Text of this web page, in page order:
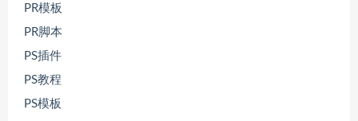
PR模板
PR脚本
PS插件
PS教程
PS模板